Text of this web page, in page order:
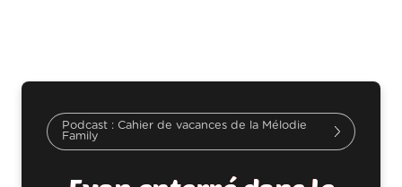
Cahier de vacances de la Mélodie
Family